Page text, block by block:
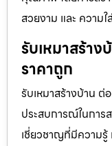
สวยงาม และ ความ
รับเหมาสร้า
ราคาถูก
รับเหมาสร้างบ้าน ต่
ประสบการณ์ในกา
เชี่ยวชาญที่มีความรู้